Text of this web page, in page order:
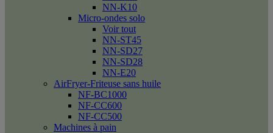
NN-K10
Micro-ondes solo
Voir tout
NN-ST45
NN-SD27
NN-SD28
NN-E20
AirFryer-Friteuse sans huile
NF-BC1000
NF-CC600
NF-CC500
Machines à pain